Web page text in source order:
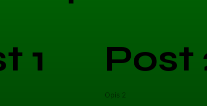
1
Post
Opis 2